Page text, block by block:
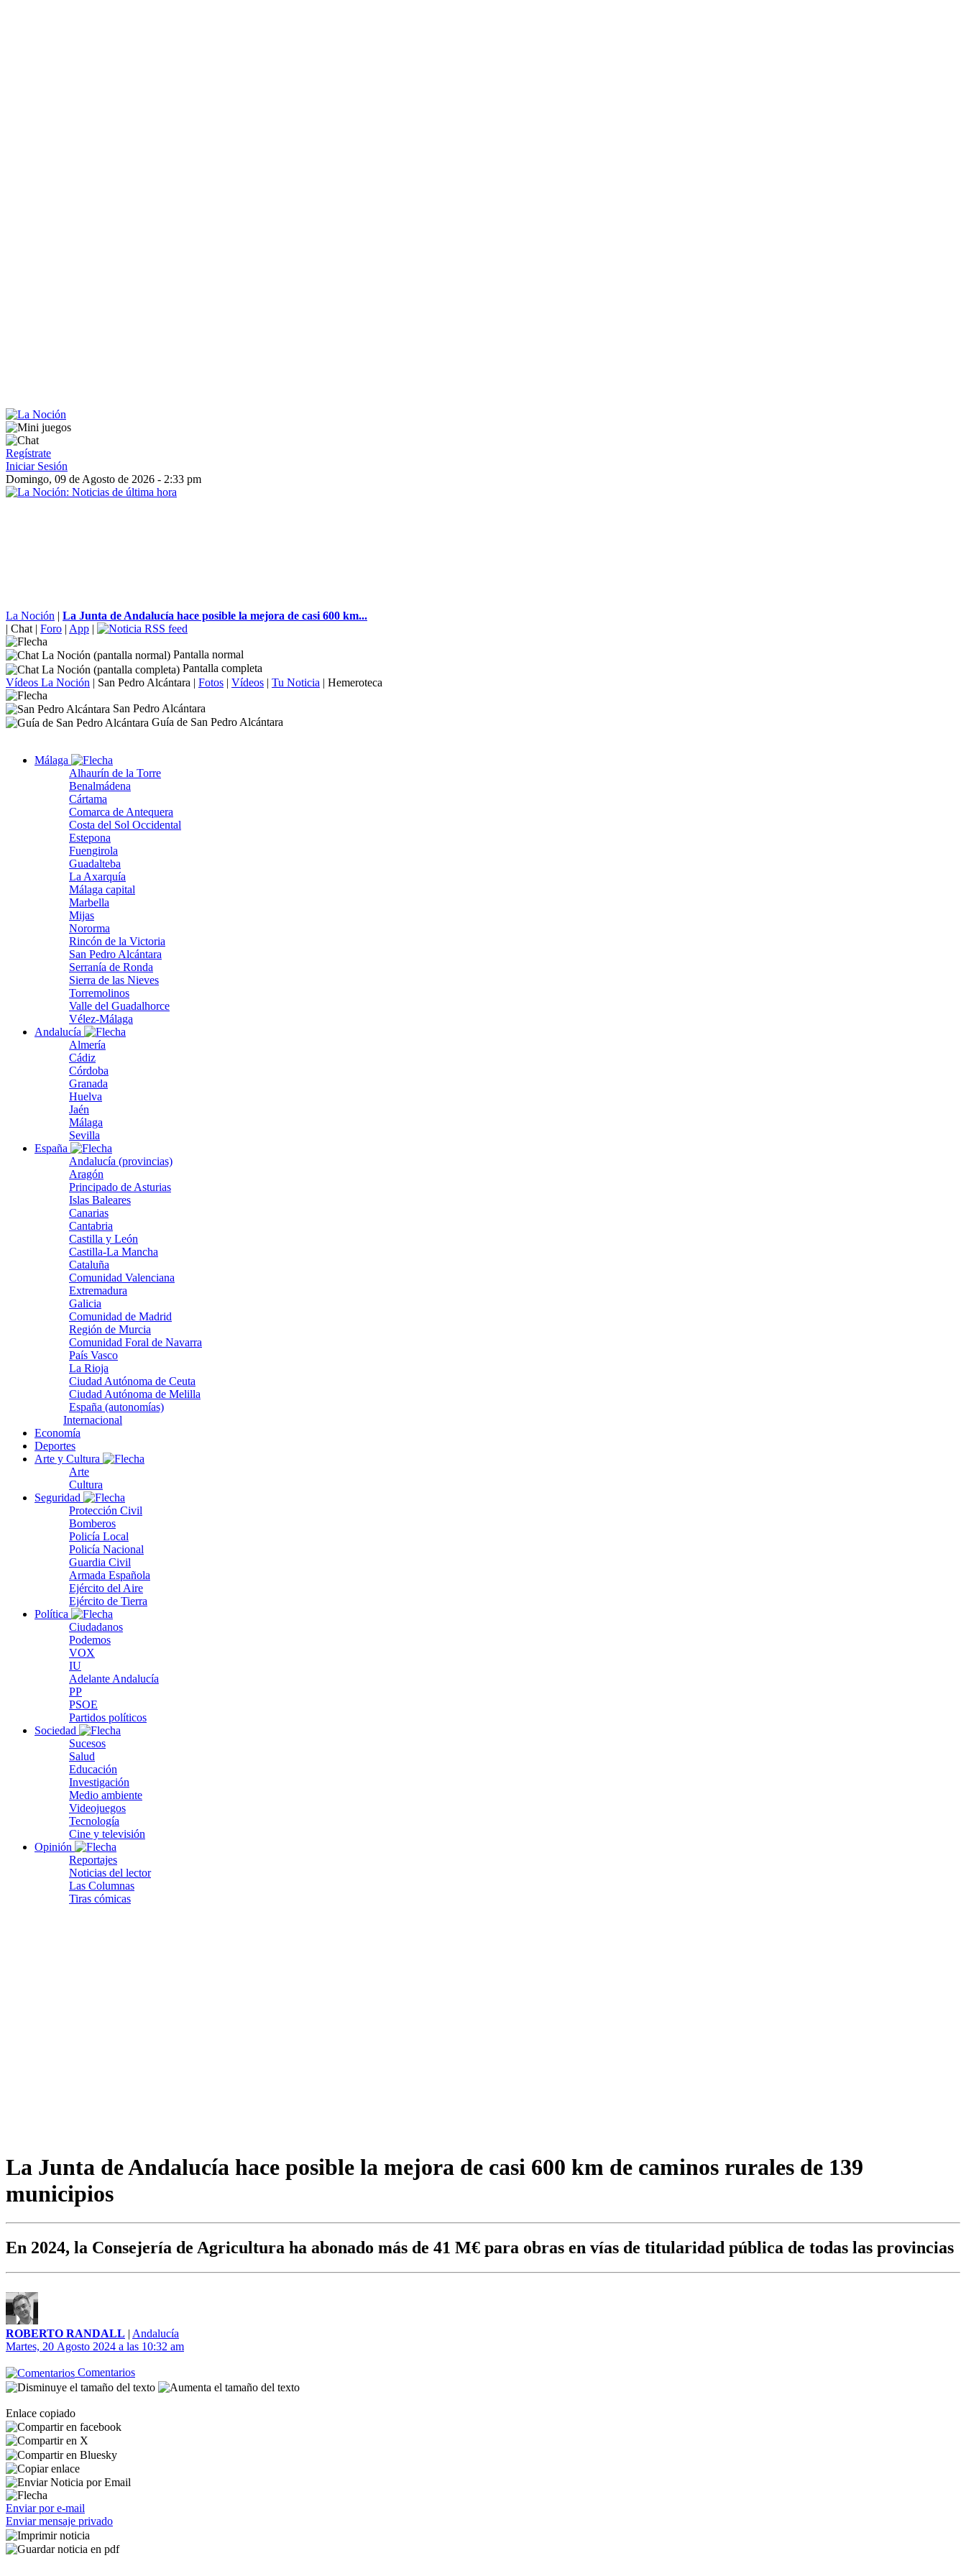
Regístrate
Iniciar Sesión
Domingo, 09 de Agosto de 2026 - 2:33 pm
La Noción | La Junta de Andalucía hace posible la mejora de casi 600 km...
| Chat | Foro | App |
Pantalla normal
Pantalla completa
Vídeos La Noción | San Pedro Alcántara | Fotos | Vídeos | Tu Noticia | Hemeroteca
San Pedro Alcántara
Guía de San Pedro Alcántara
Málaga
Alhaurín de la Torre
Benalmádena
Cártama
Comarca de Antequera
Costa del Sol Occidental
Estepona
Fuengirola
Guadalteba
La Axarquía
Málaga capital
Marbella
Mijas
Nororma
Rincón de la Victoria
San Pedro Alcántara
Serranía de Ronda
Sierra de las Nieves
Torremolinos
Valle del Guadalhorce
Vélez-Málaga
Andalucía
Almería
Cádiz
Córdoba
Granada
Huelva
Jaén
Málaga
Sevilla
España
Andalucía (provincias)
Aragón
Principado de Asturias
Islas Baleares
Canarias
Cantabria
Castilla y León
Castilla-La Mancha
Cataluña
Comunidad Valenciana
Extremadura
Galicia
Comunidad de Madrid
Región de Murcia
Comunidad Foral de Navarra
País Vasco
La Rioja
Ciudad Autónoma de Ceuta
Ciudad Autónoma de Melilla
España (autonomías)
Internacional
Economía
Deportes
Arte y Cultura
Arte
Cultura
Seguridad
Protección Civil
Bomberos
Policía Local
Policía Nacional
Guardia Civil
Armada Española
Ejército del Aire
Ejército de Tierra
Política
Ciudadanos
Podemos
VOX
IU
Adelante Andalucía
PP
PSOE
Partidos políticos
Sociedad
Sucesos
Salud
Educación
Investigación
Medio ambiente
Videojuegos
Tecnología
Cine y televisión
Opinión
Reportajes
Noticias del lector
Las Columnas
Tiras cómicas
La Junta de Andalucía hace posible la mejora de casi 600 km de caminos rurales de 139
municipios
En 2024, la Consejería de Agricultura ha abonado más de 41 M€ para obras en vías de titularidad pública de todas las provincias
ROBERTO RANDALL | Andalucía
Martes, 20 Agosto 2024 a las 10:32 am
Comentarios
Enlace copiado
Enviar por e-mail
Enviar mensaje privado